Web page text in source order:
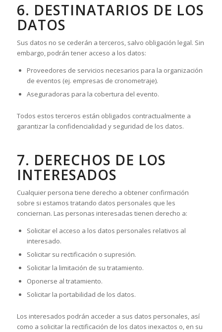
6. DESTINATARIOS DE LOS
DATOS
Sus datos no se cederán a terceros, salvo obligación legal. Sin
embargo, podrán tener acceso a los datos:
Proveedores de servicios necesarios para la organización
de eventos (ej. empresas de cronometraje).
Aseguradoras para la cobertura del evento.
Todos estos terceros están obligados contractualmente a
garantizar la confidencialidad y seguridad de los datos.
7. DERECHOS DE LOS
INTERESADOS
Cualquier persona tiene derecho a obtener confirmación
sobre si estamos tratando datos personales que les
conciernan. Las personas interesadas tienen derecho a:
Solicitar el acceso a los datos personales relativos al
interesado.
Solicitar su rectificación o supresión.
Solicitar la limitación de su tratamiento.
Oponerse al tratamiento.
Solicitar la portabilidad de los datos.
Los interesados podrán acceder a sus datos personales, así
como a solicitar la rectificación de los datos inexactos o, en su